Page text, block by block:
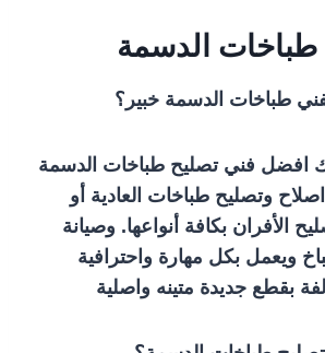
طباخات الدسمة
طباخات الدسمة خبير؟
افضل فني تصليح طباخات الدسمة
وتصليح طباخات العادية أو
الأفران بكافة أنواعها. وصيانة
ويعمل بكل مهارة واحترافية
بقطع جديدة متينه واصلية